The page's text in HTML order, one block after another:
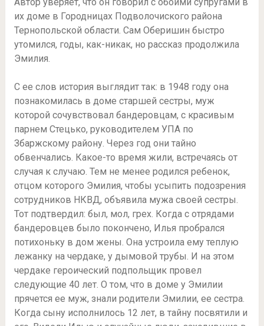
их доме в Городницах Подволочиского района
Тернопольской области. Сам Оберишин быстро
утомился, годы, как-никак, но рассказ продолжила
Эмилия.
С ее слов история выглядит так: в 1948 году она
познакомилась в доме старшей сестры, муж
которой сочувствовал бандеровцам, с красивым
парнем Стецько, руководителем УПА по
Збаржскому району. Через год они тайно
обвенчались. Какое-то время жили, встречаясь от
случая к случаю. Тем не менее родился ребенок,
отцом которого Эмилия, чтобы усыпить подозрения
сотрудников НКВД, объявила мужа своей сестры.
Тот подтвердил: был, мол, грех. Когда с отрядами
бандеровцев было покончено, Илья пробрался
потихоньку в дом жены. Она устроила ему теплую
лежанку на чердаке, у дымовой трубы. И на этом
чердаке героический подпольщик провел
следующие 40 лет. О том, что в доме у Эмилии
прячется ее муж, знали родители Эмилии, ее сестра.
Когда сыну исполнилось 12 лет, в тайну посвятили и